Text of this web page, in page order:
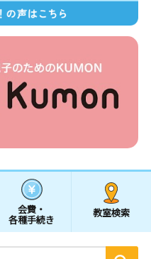
会費・
各種手続き
教室検索